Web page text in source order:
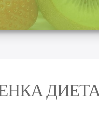
ДИЕТА